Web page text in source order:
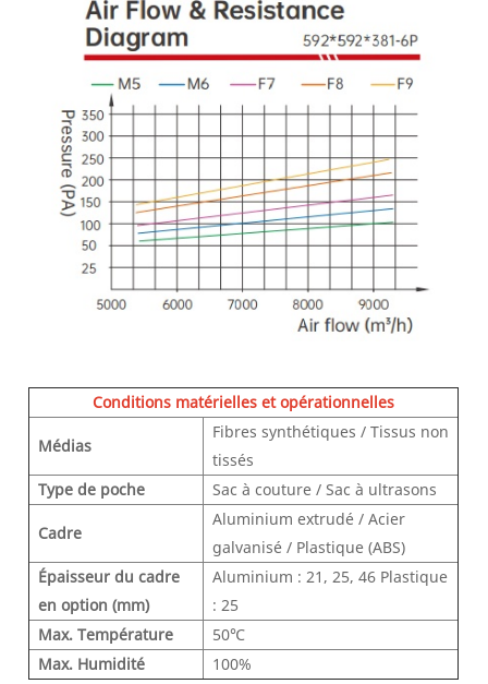
Conditions matérielles et opérationnelles
Médias
Fibres synthétiques / Tissus non
tissés
Type de poche
Sac à couture / Sac à ultrasons
Cadre
Aluminium extrudé / Acier
galvanisé / Plastique (ABS)
Épaisseur du cadre
en option (mm)
Aluminium : 21, 25, 46 Plastique
: 25
Max. Température
50℃
Max. Humidité
100%